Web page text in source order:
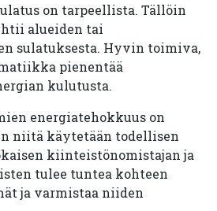
on tarpeellista. Tällöin
alueiden tai
sulatuksesta. Hyvin toimiva,
pienentää
kulutusta.
energiatehokkuus on
niitä käytetään todellisen
kiinteistönomistajan ja
tulee tuntea kohteen
ja varmistaa niiden